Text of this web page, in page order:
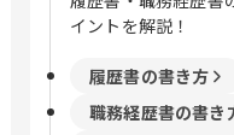
イントを解説！
履歴書の書き方
職務経歴書の書き